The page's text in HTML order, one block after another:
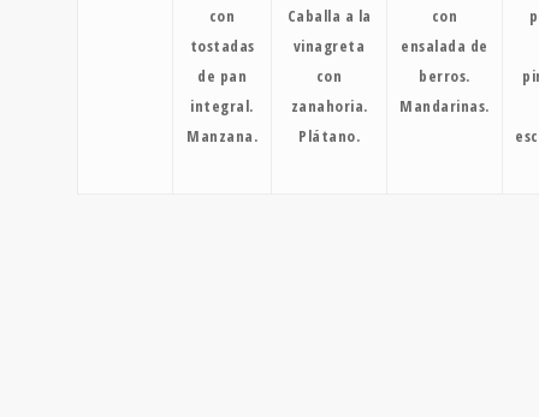
con
tostadas
de pan
integral.
Manzana.
Caballa a la
vinagreta
con
zanahoria.
Plátano.
con
ensalada de
berros.
Mandarinas.